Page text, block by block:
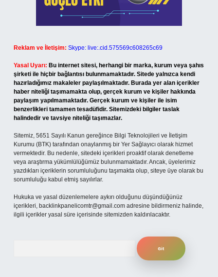
Reklam ve İletişim: Skype: live:.cid.575569c608265c69
Yasal Uyarı: Bu internet sitesi, herhangi bir marka, kurum veya şahıs
şirketi ile hiçbir bağlantısı bulunmamaktadır. Sitede yalnızca kendi
hazırladığımız makaleler paylaşılmaktadır. Burada yer alan içerikler
haber niteliği taşımamakta olup, gerçek kurum ve kişiler hakkında
paylaşım yapılmamaktadır. Gerçek kurum ve kişiler ile isim
benzerlikleri tamamen tesadüfidir. Sitemizdeki bilgiler taslak
halindedir ve tavsiye niteliği taşımazlar.
Sitemiz, 5651 Sayılı Kanun gereğince Bilgi Teknolojileri ve İletişim
Kurumu (BTK) tarafından onaylanmış bir Yer Sağlayıcı olarak hizmet
vermektedir. Bu nedenle, sitedeki içerikleri proaktif olarak denetleme
veya araştırma yükümlülüğümüz bulunmamaktadır. Ancak, üyelerimiz
yazdıkları içeriklerin sorumluluğunu taşımakta olup, siteye üye olarak bu
sorumluluğu kabul etmiş sayılırlar.
Hukuka ve yasal düzenlemelere aykırı olduğunu düşündüğünüz
içerikleri, backlinkpanelicomtr@gmail.com adresine bildirmeniz halinde,
ilgili içerikler yasal süre içerisinde sitemizden kaldırılacaktır.